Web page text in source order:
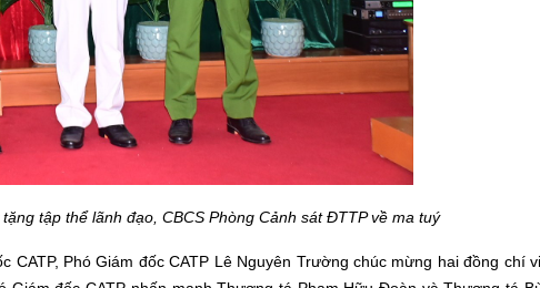
tập thể lãnh đạo, CBCS Phòng Cảnh sát ĐTTP về ma tuý
CATP, Phó Giám đốc CATP Lê Nguyên Trường chúc mừng hai đồng chí